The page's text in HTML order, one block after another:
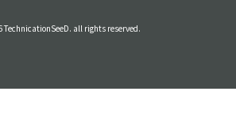
all rights reserved.